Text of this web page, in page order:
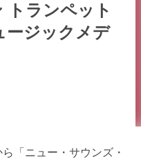
トランペット
ージックメデ
「ニュー・サウンズ・